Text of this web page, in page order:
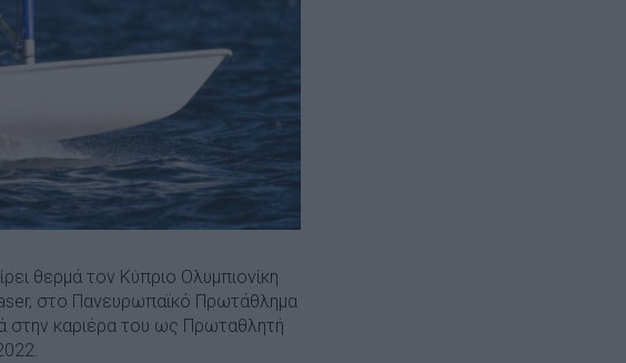
θερμά τον Κύπριο Ολυμπιονίκη
στο Πανευρωπαϊκό Πρωτάθλημα
στην καριέρα του ως Πρωταθλητή